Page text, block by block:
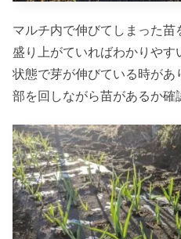
マルチ内で伸びてしまった苗
盛り上がていればわかりや
状態で芽が伸びている時が
部を回しながら苗があるか確